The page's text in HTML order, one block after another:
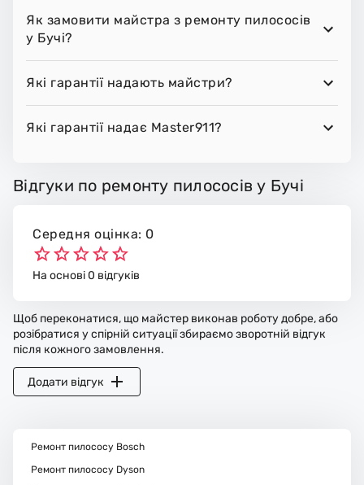
Як замовити майстра з ремонту пилососів
у Бучі?
Які гарантії надають майстри?
Які гарантії надає Master911?
Відгуки по ремонту пилососів у Бучі
Середня оцінка: 0
На основі 0 відгуків
Щоб переконатися, що майстер виконав роботу добре, або
розібратися у спірній ситуації збираємо зворотній відгук
після кожного замовлення.
Додати відгук
Ремонт пилососу Bosch
Ремонт пилососу Dyson